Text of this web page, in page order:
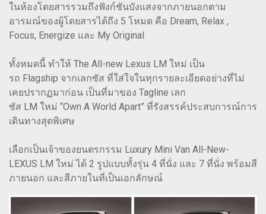
ในห้องโดยสารรวมถึงฟังก์ชันบังแสงจากภายนอกตาม
อารมณ์ของผู้โดยสารได้ถึง 5 โหมด คือ Dream, Relax ,
Focus, Energize และ My Original
ทั้งหมดนี้ ทำให้ The All-new Lexus LM ใหม่ เป็น
รถ Flagship จากเลกซัส ที่ใส่ใจในทุกรายละเอียดอย่างที่ไม่
เคยปรากฏมาก่อน เป็นที่มาของ Tagline เลก
ซัส LM ใหม่ “Own A World Apart” ที่รังสรรค์ประสบการณ์การ
เดินทางสุดพิเศษ
เลือกเป็นเจ้าของยนตรกรรม Luxury Mini Van All-New-
LEXUS LM ใหม่ ได้ 2 รูปแบบทั้งรุ่น 4 ที่นั่ง และ 7 ที่นั่ง พร้อมสี
ภายนอก และสีภายในที่เป็นเอกลักษณ์